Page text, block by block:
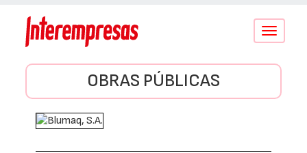
Conmutar
OBRAS PÚBLICAS